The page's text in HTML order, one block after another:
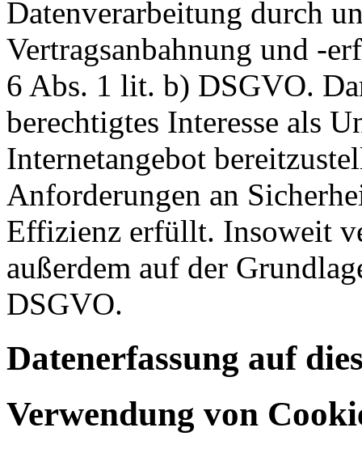
Datenverarbeitung durch
Vertragsanbahnung und -
6 Abs. 1 lit. b) DSGVO.
berechtigtes Interesse als
Internetangebot
Anforderungen an
Effizienz erfüllt. Insoweit
außerdem auf der
DSGVO.
Datenerfassung auf
Verwendung von